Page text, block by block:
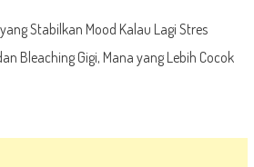
Stabilkan Mood Kalau Lagi Stres
Bleaching Gigi, Mana yang Lebih Cocok